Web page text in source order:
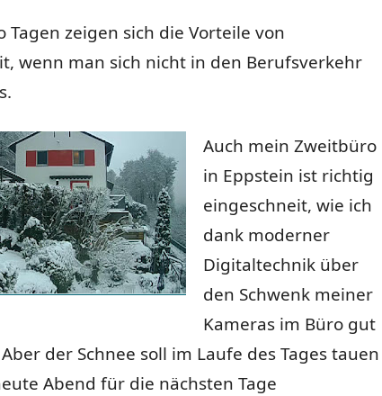
Tagen zeigen sich die Vorteile von
wenn man sich nicht in den Berufsverkehr
Auch mein Zweitbüro
in Eppstein ist richtig
eingeschneit, wie ich
dank moderner
Digitaltechnik über
den Schwenk meiner
Kameras im Büro gut
der Schnee soll im Laufe des Tages tauen
Abend für die nächsten Tage